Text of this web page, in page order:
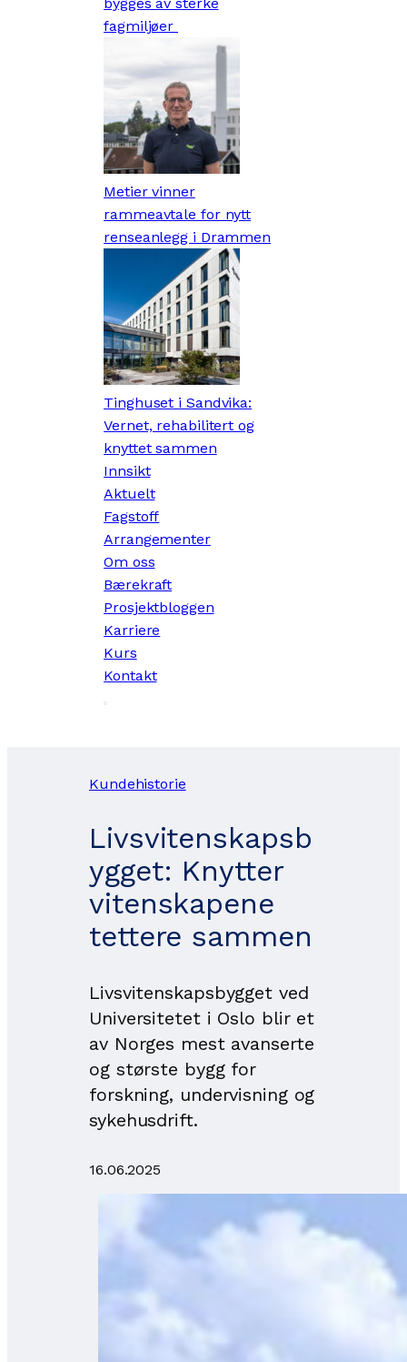
fagmiljøer
Metier vinner
rammeavtale for nytt
renseanlegg i Drammen
Tinghuset i Sandvika:
Vernet, rehabilitert og
knyttet sammen
Innsikt
Aktuelt
Fagstoff
Arrangementer
Om oss
Bærekraft
Prosjektbloggen
Karriere
Kurs
Kontakt
Kundehistorie
Livsvitenskapsb
ygget: Knytter
vitenskapene
tettere sammen
Livsvitenskapsbygget ved
Universitetet i Oslo blir et
av Norges mest avanserte
og største bygg for
forskning, undervisning og
sykehusdrift.
16.06.2025